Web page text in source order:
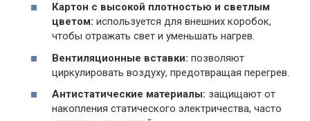
Картон с высокой плотностью и светлым
цветом: используется для внешних коробок,
чтобы отражать свет и уменьшать нагрев.
Вентиляционные вставки: позволяют
циркулировать воздуху, предотвращая перегрев.
Антистатические материалы: защищают от
накопления статического электричества, часто